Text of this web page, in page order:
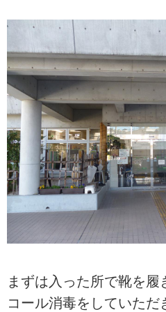
まずは入った所で靴を
コール消毒をしていただ